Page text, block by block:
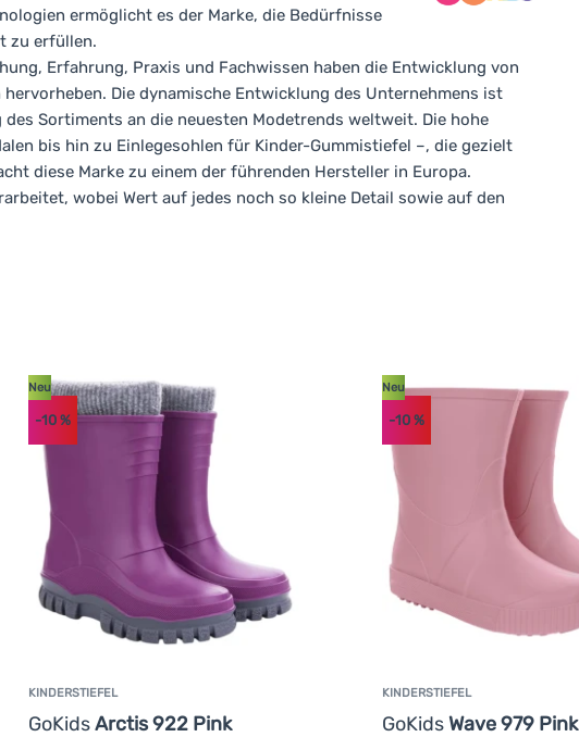
ermöglicht es der Marke, die Bedürfnisse
zu erfüllen.
Erfahrung, Praxis und Fachwissen haben die Entwicklung von
Die dynamische Entwicklung des Unternehmens ist
Sortiments an die neuesten Modetrends weltweit. Die hohe
bis hin zu Einlegesohlen für Kinder-Gummistiefel –, die gezielt
diese Marke zu einem der führenden Hersteller in Europa.
wobei Wert auf jedes noch so kleine Detail sowie auf den
KINDERSTIEFEL
GoKidsArctis 922 Pink
Neu
-10 %
KINDERSTIEFEL
GoKidsWave 979 Pink
Neu
-10 %